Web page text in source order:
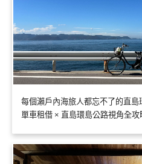
每個瀨戶內海旅人都忘不了的直
單車租借 × 直島環島公路視角全攻